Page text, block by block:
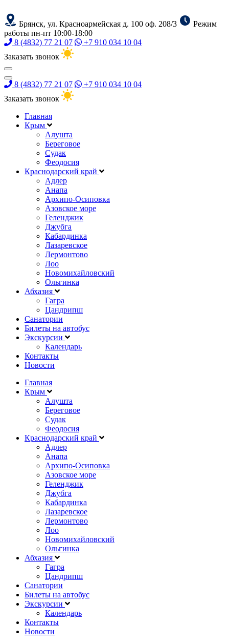
Брянск, ул. Красноармейская д. 100 оф. 208/3
Режим
работы пн-пт 10:00-18:00
8 (4832) 77 21 07
+7 910 034 10 04
Заказать звонок
8 (4832) 77 21 07
+7 910 034 10 04
Заказать звонок
Главная
Крым
Алушта
Береговое
Судак
Феодосия
Краснодарский край
Адлер
Анапа
Архипо-Осиповка
Азовское море
Геленджик
Джубга
Кабардинка
Лазаревское
Лермонтово
Лоо
Новомихайловский
Ольгинка
Абхазия
Гагра
Цандрипш
Санатории
Билеты на автобус
Экскурсии
Календарь
Контакты
Новости
Главная
Крым
Алушта
Береговое
Судак
Феодосия
Краснодарский край
Адлер
Анапа
Архипо-Осиповка
Азовское море
Геленджик
Джубга
Кабардинка
Лазаревское
Лермонтово
Лоо
Новомихайловский
Ольгинка
Абхазия
Гагра
Цандрипш
Санатории
Билеты на автобус
Экскурсии
Календарь
Контакты
Новости